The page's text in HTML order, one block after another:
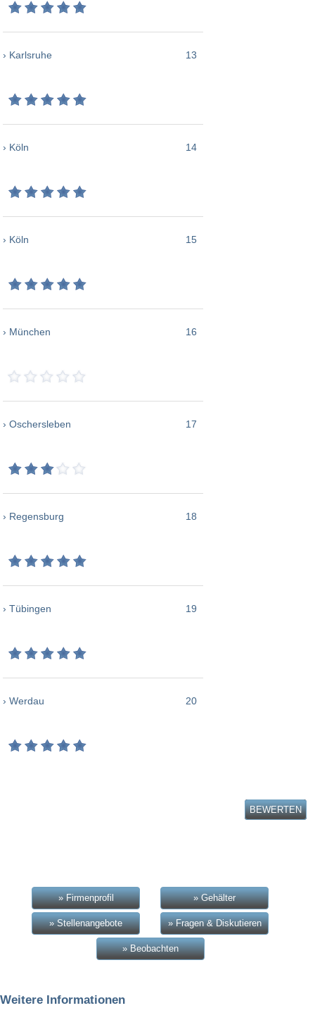
› Karlsruhe 13
› Köln 14
› Köln 15
› München 16
› Oschersleben 17
› Regensburg 18
› Tübingen 19
› Werdau 20
BEWERTEN
» Firmenprofil » Gehälter
» Stellenangebote » Fragen & Diskutieren
» Beobachten
Weitere Informationen